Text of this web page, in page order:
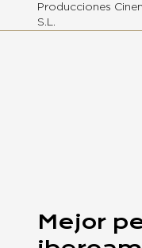
Producciones
S.L.
Mejor